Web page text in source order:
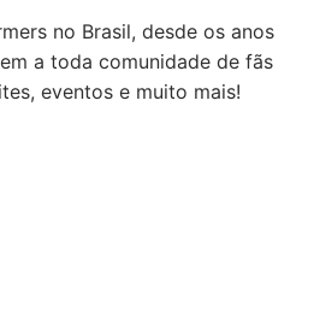
no Brasil, desde os anos
a toda comunidade de fãs
eventos e muito mais!